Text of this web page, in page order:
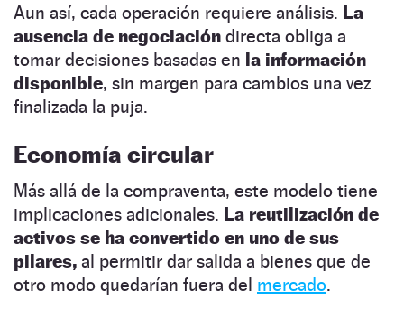
Aun así, cada operación requiere análisis. La
ausencia de negociación directa obliga a
tomar decisiones basadas en la información
disponible, sin margen para cambios una vez
finalizada la puja.
Economía circular
Más allá de la compraventa, este modelo tiene
implicaciones adicionales. La reutilización de
activos se ha convertido en uno de sus
pilares, al permitir dar salida a bienes que de
otro modo quedarían fuera del mercado.